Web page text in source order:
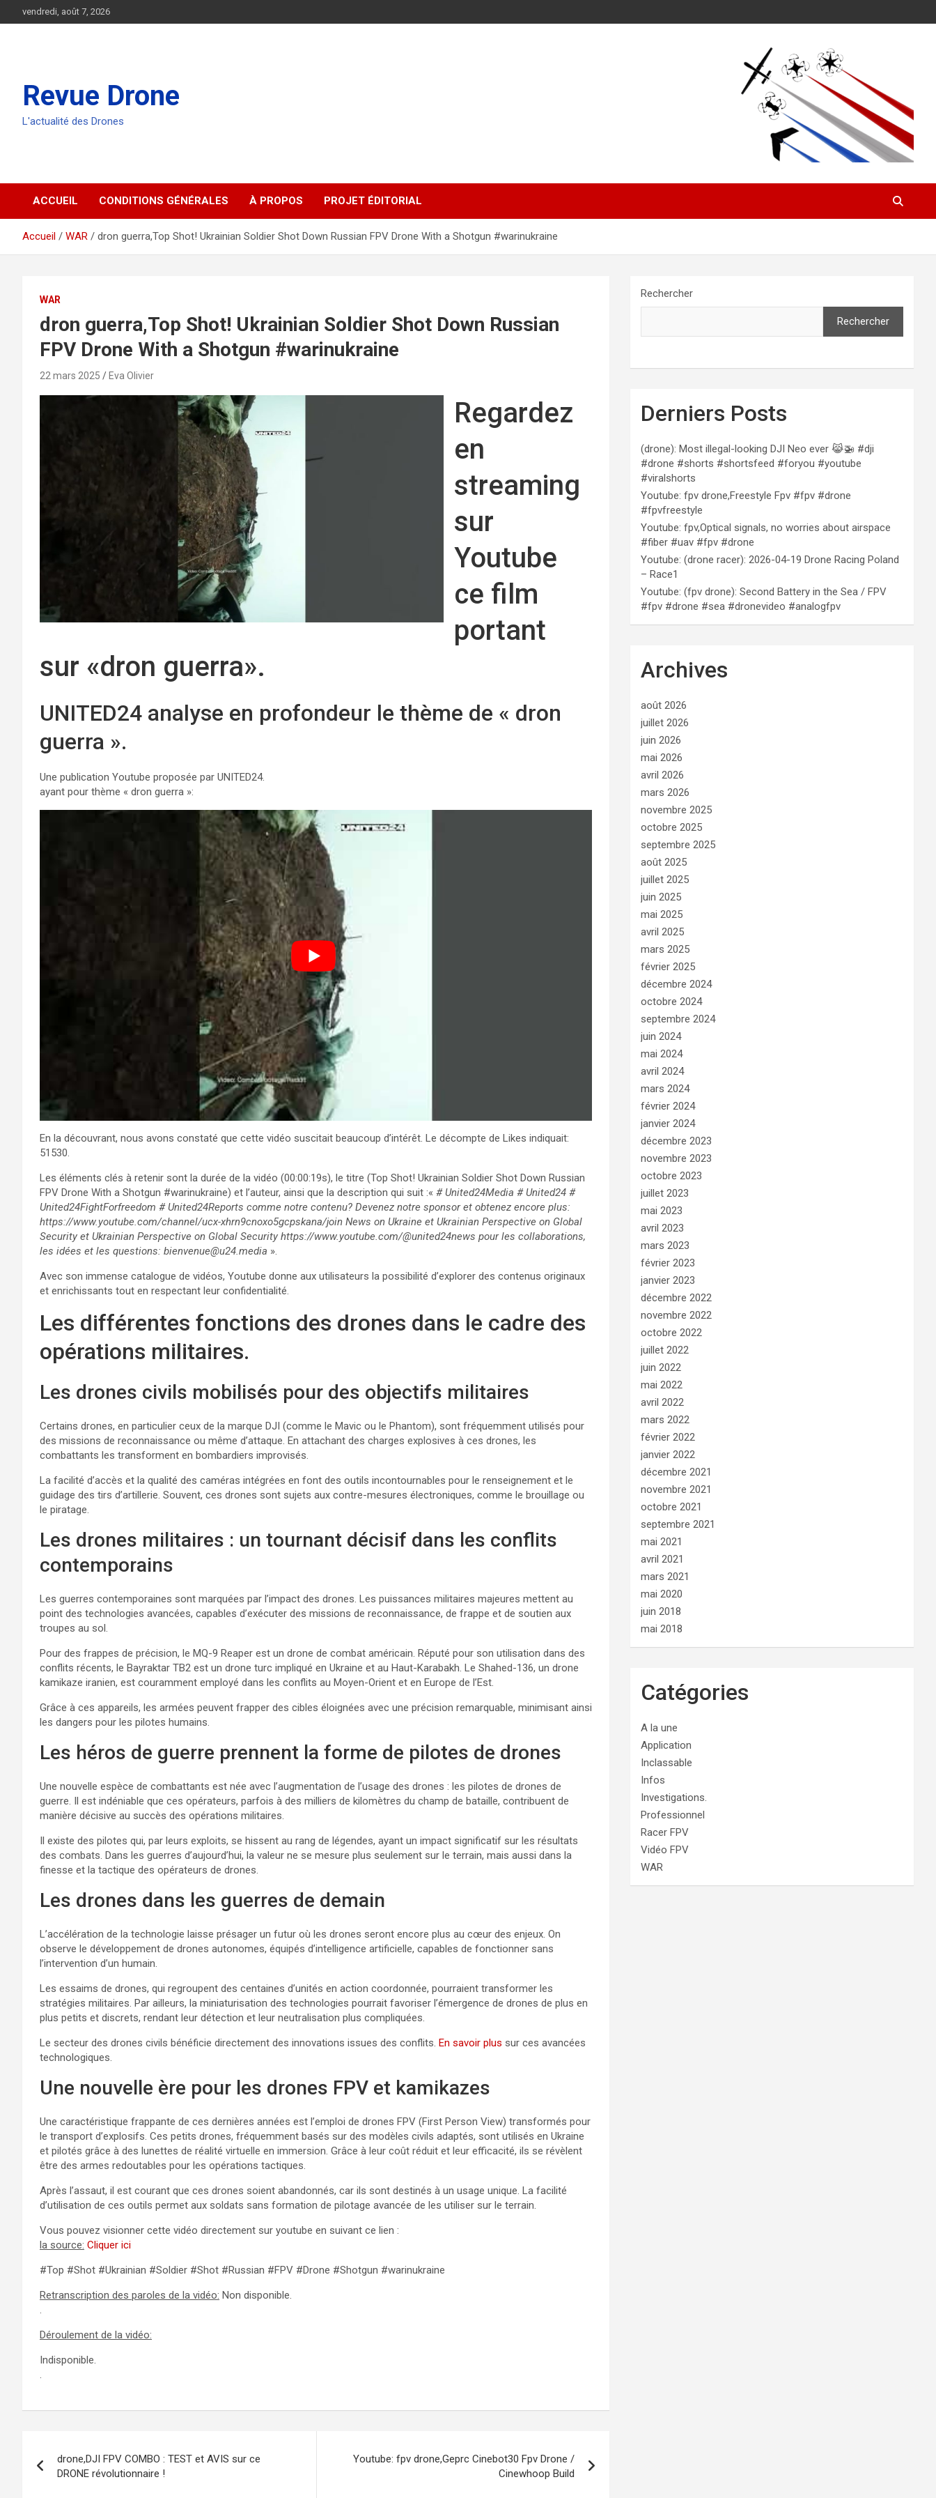
au
vendredi, août 7, 2026
Revue Drone
L'actualité des Drones
ACCUEIL CONDITIONS GÉNÉRALES À PROPOS PROJET ÉDITORIAL
Accueil WAR dron guerra,Top Shot! Ukrainian Soldier Shot Down Russian FPV Drone With a Shotgun #warinukraine
WAR
dron guerra,Top Shot! Ukrainian Soldier Shot Down Russian
FPV Drone With a Shotgun #warinukraine
22 mars 2025 Eva Olivier
Regardez
en
streaming
sur
Youtube
ce film
portant
sur «dron guerra».
UNITED24 analyse en profondeur le thème de « dron
guerra ».
Une publication Youtube proposée par UNITED24.
ayant pour thème « dron guerra »:
En la découvrant, nous avons constaté que cette vidéo suscitait beaucoup d’intérêt. Le décompte de Likes indiquait:
51530.
Les éléments clés à retenir sont la durée de la vidéo (00:00:19s), le titre (Top Shot! Ukrainian Soldier Shot Down Russian
FPV Drone With a Shotgun #warinukraine) et l’auteur, ainsi que la description qui suit :« # United24Media # United24 #
United24FightForfreedom # United24Reports comme notre contenu? Devenez notre sponsor et obtenez encore plus:
https://www.youtube.com/channel/ucx-xhrn9cnoxo5gcpskana/join News on Ukraine et Ukrainian Perspective on Global
Security et Ukrainian Perspective on Global Security https://www.youtube.com/@united24news pour les collaborations,
les idées et les questions: bienvenue@u24.media ».
Avec son immense catalogue de vidéos, Youtube donne aux utilisateurs la possibilité d’explorer des contenus originaux
et enrichissants tout en respectant leur confidentialité.
Les différentes fonctions des drones dans le cadre des
opérations militaires.
Les drones civils mobilisés pour des objectifs militaires
Certains drones, en particulier ceux de la marque DJI (comme le Mavic ou le Phantom), sont fréquemment utilisés pour
des missions de reconnaissance ou même d’attaque. En attachant des charges explosives à ces drones, les
combattants les transforment en bombardiers improvisés.
La facilité d’accès et la qualité des caméras intégrées en font des outils incontournables pour le renseignement et le
guidage des tirs d’artillerie. Souvent, ces drones sont sujets aux contre-mesures électroniques, comme le brouillage ou
le piratage.
Les drones militaires : un tournant décisif dans les conflits
contemporains
Les guerres contemporaines sont marquées par l’impact des drones. Les puissances militaires majeures mettent au
point des technologies avancées, capables d’exécuter des missions de reconnaissance, de frappe et de soutien aux
troupes au sol.
Pour des frappes de précision, le MQ-9 Reaper est un drone de combat américain. Réputé pour son utilisation dans des
conflits récents, le Bayraktar TB2 est un drone turc impliqué en Ukraine et au Haut-Karabakh. Le Shahed-136, un drone
kamikaze iranien, est couramment employé dans les conflits au Moyen-Orient et en Europe de l’Est.
Grâce à ces appareils, les armées peuvent frapper des cibles éloignées avec une précision remarquable, minimisant ainsi
les dangers pour les pilotes humains.
Les héros de guerre prennent la forme de pilotes de drones
Une nouvelle espèce de combattants est née avec l’augmentation de l’usage des drones : les pilotes de drones de
guerre. Il est indéniable que ces opérateurs, parfois à des milliers de kilomètres du champ de bataille, contribuent de
manière décisive au succès des opérations militaires.
Il existe des pilotes qui, par leurs exploits, se hissent au rang de légendes, ayant un impact significatif sur les résultats
des combats. Dans les guerres d’aujourd’hui, la valeur ne se mesure plus seulement sur le terrain, mais aussi dans la
finesse et la tactique des opérateurs de drones.
Les drones dans les guerres de demain
L’accélération de la technologie laisse présager un futur où les drones seront encore plus au cœur des enjeux. On
observe le développement de drones autonomes, équipés d’intelligence artificielle, capables de fonctionner sans
l’intervention d’un humain.
Les essaims de drones, qui regroupent des centaines d’unités en action coordonnée, pourraient transformer les
stratégies militaires. Par ailleurs, la miniaturisation des technologies pourrait favoriser l’émergence de drones de plus en
plus petits et discrets, rendant leur détection et leur neutralisation plus compliquées.
Le secteur des drones civils bénéficie directement des innovations issues des conflits. En savoir plus sur ces avancées
technologiques.
Une nouvelle ère pour les drones FPV et kamikazes
Une caractéristique frappante de ces dernières années est l’emploi de drones FPV (First Person View) transformés pour
le transport d’explosifs. Ces petits drones, fréquemment basés sur des modèles civils adaptés, sont utilisés en Ukraine
et pilotés grâce à des lunettes de réalité virtuelle en immersion. Grâce à leur coût réduit et leur efficacité, ils se révèlent
être des armes redoutables pour les opérations tactiques.
Après l’assaut, il est courant que ces drones soient abandonnés, car ils sont destinés à un usage unique. La facilité
d’utilisation de ces outils permet aux soldats sans formation de pilotage avancée de les utiliser sur le terrain.
Vous pouvez visionner cette vidéo directement sur youtube en suivant ce lien :
la source: Cliquer ici
#Top #Shot #Ukrainian #Soldier #Shot #Russian #FPV #Drone #Shotgun #warinukraine
Retranscription des paroles de la vidéo: Non disponible.
.
Déroulement de la vidéo:
Indisponible.
.
de
drone,DJI FPV COMBO : TEST et AVIS sur ce
DRONE révolutionnaire !
Youtube: fpv drone,Geprc Cinebot30 Fpv Drone /
Cinewhoop Build
Rechercher
Rechercher
Derniers Posts
(drone): Most illegal-looking DJI Neo ever 😹🚁 #dji
#drone #shorts #shortsfeed #foryou #youtube
#viralshorts
Youtube: fpv drone,Freestyle Fpv #fpv #drone
#fpvfreestyle
Youtube: fpv,Optical signals, no worries about airspace
#fiber #uav #fpv #drone
Youtube: (drone racer): 2026-04-19 Drone Racing Poland
– Race1
Youtube: (fpv drone): Second Battery in the Sea / FPV
#fpv #drone #sea #dronevideo #analogfpv
Archives
août 2026
juillet 2026
juin 2026
mai 2026
avril 2026
mars 2026
novembre 2025
octobre 2025
septembre 2025
août 2025
juillet 2025
juin 2025
mai 2025
avril 2025
mars 2025
février 2025
décembre 2024
octobre 2024
septembre 2024
juin 2024
mai 2024
avril 2024
mars 2024
février 2024
janvier 2024
décembre 2023
novembre 2023
octobre 2023
juillet 2023
mai 2023
avril 2023
mars 2023
février 2023
janvier 2023
décembre 2022
novembre 2022
octobre 2022
juillet 2022
juin 2022
mai 2022
avril 2022
mars 2022
février 2022
janvier 2022
décembre 2021
novembre 2021
octobre 2021
septembre 2021
mai 2021
avril 2021
mars 2021
mai 2020
juin 2018
mai 2018
Catégories
A la une
Application
Inclassable
Infos
Investigations.
Professionnel
Racer FPV
Vidéo FPV
WAR